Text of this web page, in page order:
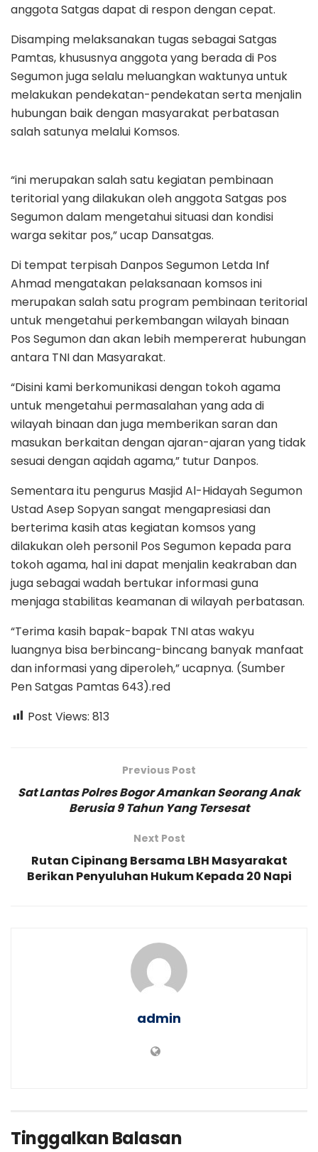
anggota Satgas dapat di respon dengan cepat.
Disamping melaksanakan tugas sebagai Satgas
Pamtas, khususnya anggota yang berada di Pos
Segumon juga selalu meluangkan waktunya untuk
melakukan pendekatan-pendekatan serta menjalin
hubungan baik dengan masyarakat perbatasan
salah satunya melalui Komsos.
“ini merupakan salah satu kegiatan pembinaan
teritorial yang dilakukan oleh anggota Satgas pos
Segumon dalam mengetahui situasi dan kondisi
warga sekitar pos,” ucap Dansatgas.
Di tempat terpisah Danpos Segumon Letda Inf
Ahmad mengatakan pelaksanaan komsos ini
merupakan salah satu program pembinaan teritorial
untuk mengetahui perkembangan wilayah binaan
Pos Segumon dan akan lebih mempererat hubungan
antara TNI dan Masyarakat.
“Disini kami berkomunikasi dengan tokoh agama
untuk mengetahui permasalahan yang ada di
wilayah binaan dan juga memberikan saran dan
masukan berkaitan dengan ajaran-ajaran yang tidak
sesuai dengan aqidah agama,” tutur Danpos.
Sementara itu pengurus Masjid Al-Hidayah Segumon
Ustad Asep Sopyan sangat mengapresiasi dan
berterima kasih atas kegiatan komsos yang
dilakukan oleh personil Pos Segumon kepada para
tokoh agama, hal ini dapat menjalin keakraban dan
juga sebagai wadah bertukar informasi guna
menjaga stabilitas keamanan di wilayah perbatasan.
“Terima kasih bapak-bapak TNI atas wakyu
luangnya bisa berbincang-bincang banyak manfaat
dan informasi yang diperoleh,” ucapnya. (Sumber
Pen Satgas Pamtas 643).red
Post Views: 813
Previous Post
Sat Lantas Polres Bogor Amankan Seorang Anak
Berusia 9 Tahun Yang Tersesat
Next Post
Rutan Cipinang Bersama LBH Masyarakat
Berikan Penyuluhan Hukum Kepada 20 Napi
admin
Tinggalkan Balasan